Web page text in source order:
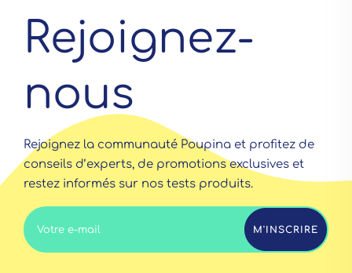
Rejoignez-
nous
Rejoignez la communauté Poupina et profitez de
conseils d’experts, de promotions exclusives et
restez informés sur nos tests produits.
M'INSCRIRE